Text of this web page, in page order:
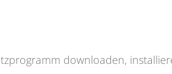
downloaden,